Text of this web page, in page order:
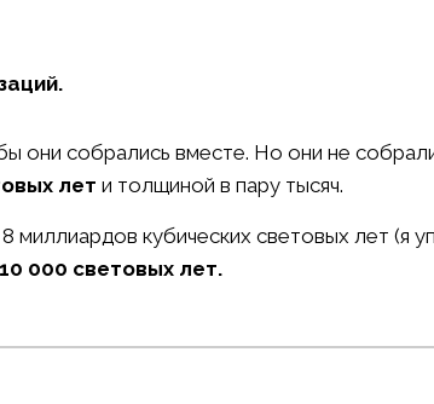
они собрались вместе. Но они не
лет и толщиной в пару тысяч.
миллиардов кубических световых лет (я
000 световых лет.